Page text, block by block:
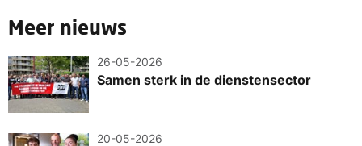
Meer nieuws
26-05-2026
Samen sterk in de dienstensector
20-05-2026